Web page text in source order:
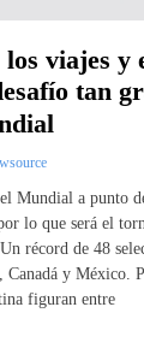
viajes y
tan
Mundial a punto
lo que será el
récord de 48
y México.
figuran entre